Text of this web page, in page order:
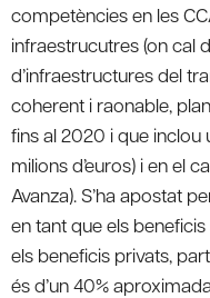
competències en les
infraestrucutres (on cal
d’infraestructures del
coherent i raonable,
fins al 2020 i que
milions d’euros) i en el
Avanza). S’ha apostat
en tant que els
els beneficis privats,
és d’un 40%